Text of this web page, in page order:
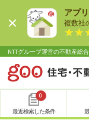
アプ
複数社
NTTグループ運営の不動産総
0
最近検索した条件